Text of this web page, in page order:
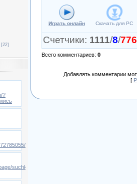
[22]
Играть онлайн Скачать для PC
Счетчики: 1111/8/776
Всего комментариев: 0
Добавлять комментарии
[